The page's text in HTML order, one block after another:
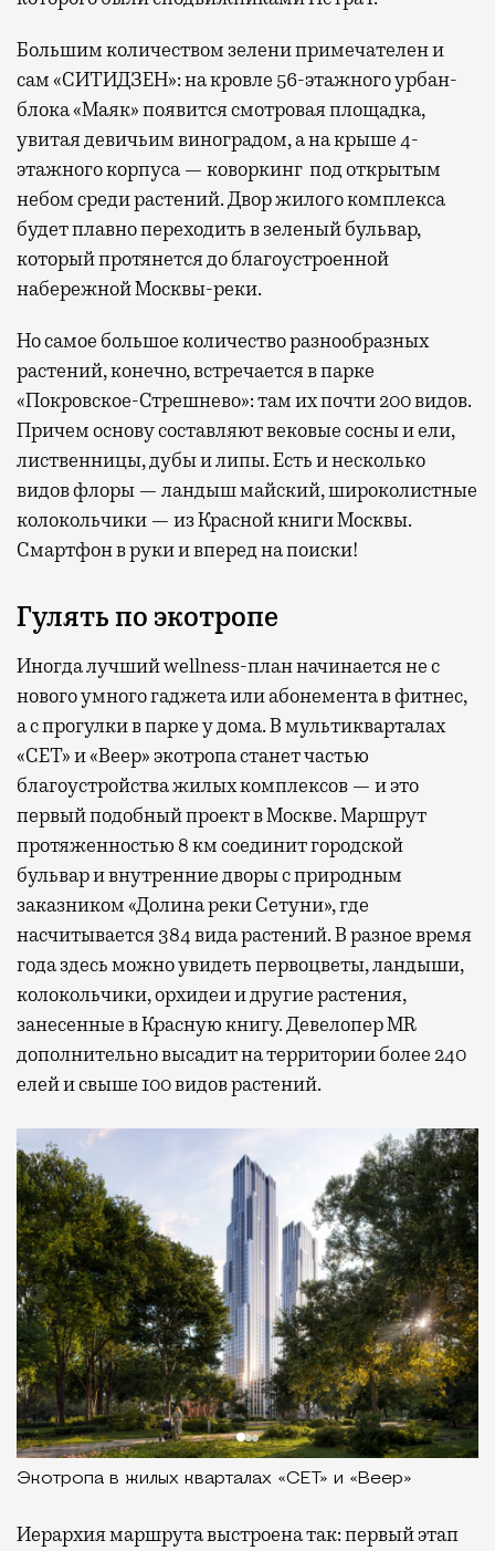
Большим количеством зелени примечателен и
сам «СИТИДЗЕН»: на кровле 56-этажного урбан-
блока «Маяк» появится смотровая площадка,
увитая девичьим виноградом, а на крыше 4-
этажного корпуса — коворкинг под открытым
небом среди растений. Двор жилого комплекса
будет плавно переходить в зеленый бульвар,
который протянется до благоустроенной
набережной Москвы-реки.
Но самое большое количество разнообразных
растений, конечно, встречается в парке
«Покровское-Стрешнево»: там ихпочти 200 видов.
Причем основу составляют вековые сосны и ели,
лиственницы, дубы и липы. Есть и несколько
видов флоры — ландыш майский, широколистные
колокольчики — из Красной книги Москвы.
Смартфон в руки и вперед на поиски!
Гулять по экотропе
Иногда лучший wellness-план начинается не с
нового умного гаджета или абонемента в фитнес,
а с прогулки в парке у дома. В мультикварталах
«СЕТ» и «Веер» экотропа станет частью
благоустройства жилых комплексов — и это
первый подобный проект в Москве. Маршрут
протяженностью 8 км соединит городской
бульвар и внутренние дворы с природным
заказником «Долина реки Сетуни», где
насчитывается 384 вида растений. В разное время
года здесь можно увидеть первоцветы, ландыши,
колокольчики, орхидеи и другие растения,
занесенные в Красную книгу. Девелопер MR
дополнительно высадит на территории более 240
елей и свыше 100 видов растений.
Экотропа в жилых кварталах «СЕТ» и «Веер»
Иерархия маршрута выстроена так: первый этап